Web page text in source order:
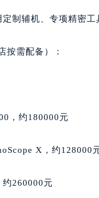
邦售后服务中心（需
邦售后服务中心（需提
萧邦售后服务中心（需
萧邦售后服务中心（需
邦售后服务中心（需提
号亨得利名表维修
制辅机、专项精密
按需配备）：
，约180000元
X，约128000
约260000元